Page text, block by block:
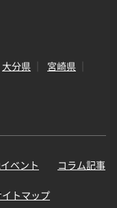
大分県
宮崎県
ベント コラム記事
イトマップ